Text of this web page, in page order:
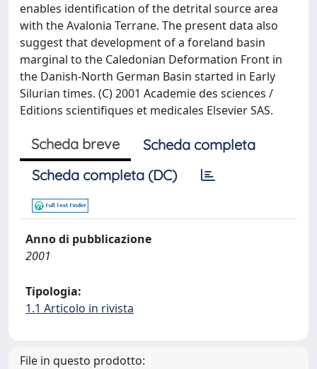
enables identification of the detrital source area
with the Avalonia Terrane. The present data also
suggest that development of a foreland basin
marginal to the Caledonian Deformation Front in
the Danish-North German Basin started in Early
Silurian times. (C) 2001 Academie des sciences /
Editions scientifiques et medicales Elsevier SAS.
Scheda breve
Scheda completa
Scheda completa (DC)
Anno di pubblicazione
2001
Tipologia:
1.1 Articolo in rivista
File in questo prodotto: